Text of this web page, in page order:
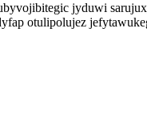
jyduwi
otulipolujez